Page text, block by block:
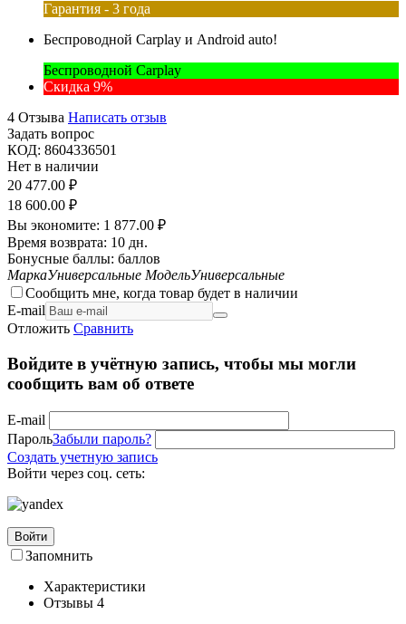
Гарантия - 3 года
Беспроводной Carplay и Android auto!
Беспроводной Carplay
Скидка 9%
4 Отзыва Написать отзыв
Задать вопрос
КОД: 8604336501
Нет в наличии
20 477.00 ₽
18 600.00 ₽
Вы экономите: 1 877.00 ₽
Время возврата: 10 дн.
Бонусные баллы: баллов
МаркаУниверсальные МодельУниверсальные
Сообщить мне, когда товар будет в наличии
E-mail
Отложить Сравнить
Войдите в учётную запись, чтобы мы могли
сообщить вам об ответе
E-mail
ПарольЗабыли пароль?
Создать учетную запись
Войти через соц. сеть:
Войти
Запомнить
Характеристики
Отзывы 4